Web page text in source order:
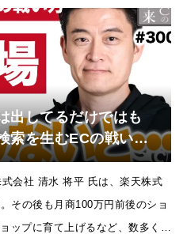
出してるだけではも
索を生むECの戦い
？成功事例【ECマス
プ・楽天市場・
ッピング】
会社 清水 将平 氏は、楽天株式
その後も月商100万円前後のショ
ップに育て上げるなど、数多くの